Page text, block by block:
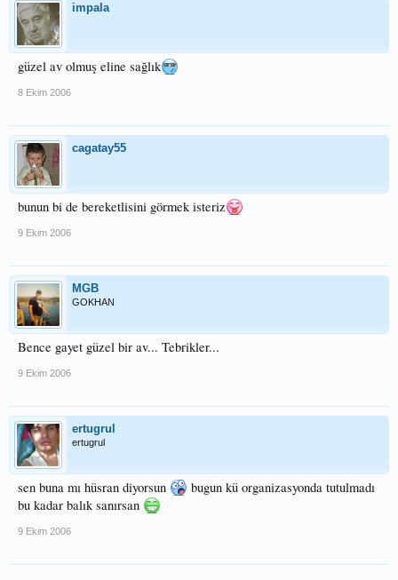
impala
güzel av olmuş eline sağlık
8 Ekim 2006
cagatay55
bunun bi de bereketlisini görmek isteriz
9 Ekim 2006
MGB
GOKHAN
Bence gayet güzel bir av... Tebrikler...
9 Ekim 2006
ertugrul
ertugrul
sen buna mı hüsran diyorsun
bugun kü organizasyonda tutulmadı
bu kadar balık sanırsan
9 Ekim 2006